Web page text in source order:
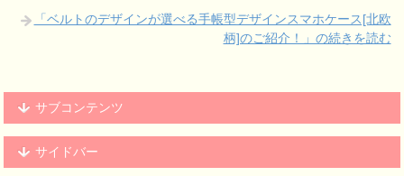
「ベルトのデザインが選べる手帳型デザインスマホケース[北欧
柄]のご紹介！」の続きを読む
サブコンテンツ
サイドバー